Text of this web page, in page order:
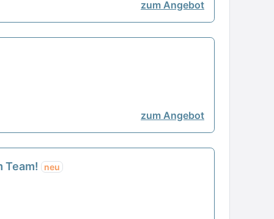
zum Angebot
zum Angebot
Team! neu